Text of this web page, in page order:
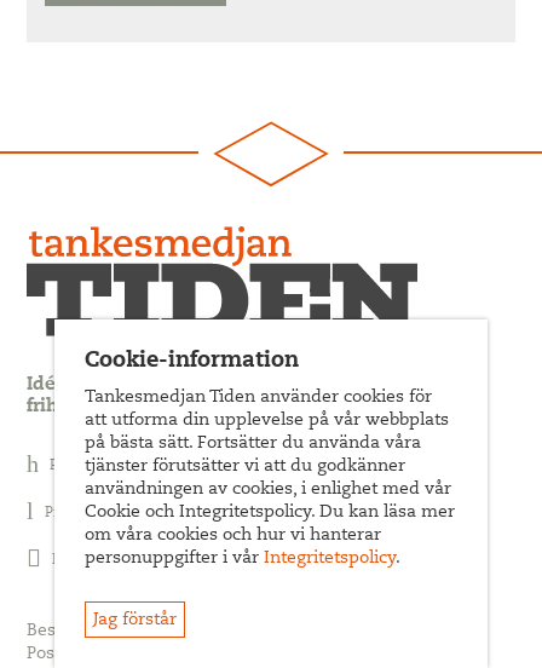
Idédebatt och analys som förnyar arbetarrörelsens
frihets- och jämlikhetssträvan
Prenumerera på nyhetsbrev
Prenumerera på Tiden Magasin
Följ oss på Facebook
Besöksadress: Sveavägen 68
Postadress: c/o ABF Box 522, 101 30 Stockholm
Cookie-information
Tankesmedjan Tiden använder cookies för
att utforma din upplevelse på vår webbplats
på bästa sätt. Fortsätter du använda våra
tjänster förutsätter vi att du godkänner
användningen av cookies, i enlighet med vår
Cookie och Integritetspolicy. Du kan läsa mer
om våra cookies och hur vi hanterar
personuppgifter i vår Integritetspolicy.
Jag förstår